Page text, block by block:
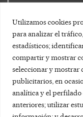
Utilizamos cookies
para analizar el
estadísticos;
compartir y mostrar
seleccionar y
publicitarios, en
analítica y el
anteriores; utilizar